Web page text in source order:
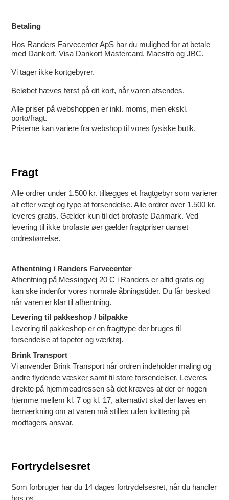
Betaling
Hos Randers Farvecenter ApS har du mulighed for at betale
med Dankort, Visa Dankort Mastercard, Maestro og JBC.
Vi tager ikke kortgebyrer.
Beløbet hæves først på dit kort, når varen afsendes.
Alle priser på webshoppen er inkl. moms, men ekskl.
porto/fragt.
Priserne kan variere fra webshop til vores fysiske butik.
Fragt
Alle ordrer under 1.500 kr. tillægges et fragtgebyr som varierer
alt efter vægt og type af forsendelse. Alle ordrer over 1.500 kr.
leveres gratis. Gælder kun til det brofaste Danmark. Ved
levering til ikke brofaste øer gælder fragtpriser uanset
ordrestørrelse.
Afhentning i Randers Farvecenter
Afhentning på Messingvej 20 C i Randers er altid gratis og
kan ske indenfor vores normale åbningstider. Du får besked
når varen er klar til afhentning.
Levering til pakkeshop / bilpakke
Levering til pakkeshop er en fragttype der bruges til
forsendelse af tapeter og værktøj.
Brink Transport
Vi anvender Brink Transport når ordren indeholder maling og
andre flydende væsker samt til store forsendelser. Leveres
direkte på hjemmeadressen så det kræves at der er nogen
hjemme mellem kl. 7 og kl. 17, alternativt skal der laves en
bemærkning om at varen må stilles uden kvittering på
modtagers ansvar.
Fortrydelsesret
Som forbruger har du 14 dages fortrydelsesret, når du handler